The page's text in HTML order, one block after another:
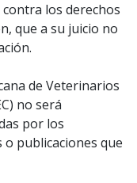
los derechos
que a su juicio no
de Veterinarios
no será
por los
o publicaciones que